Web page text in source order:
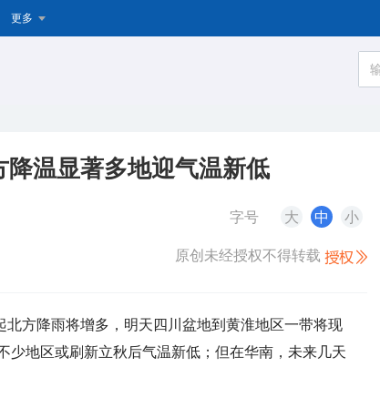
更多
温显著多地迎气温新低
字号 大 中 小
原创未经授权不得转载
北方降雨将增多，明天 四川盆地到 黄淮地区一带将现
少地区或刷新立秋后气温新低；但在华南，未来几天